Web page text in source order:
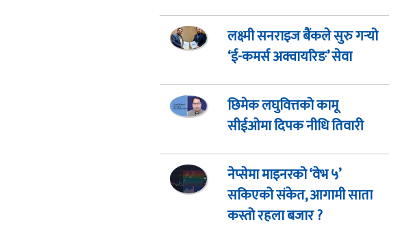
लक्ष्मी सनराइज बैंकले सुरु गर्‍यो
‘ई-कमर्स अक्वायरिङ’ सेवा
छिमेक लघुवित्तको कामू
सीईओमा दिपक नीधि तिवारी
नेप्सेमा माइनरको ‘वेभ ५’
सकिएको संकेत, आगामी साता
कस्तो रहला बजार ?